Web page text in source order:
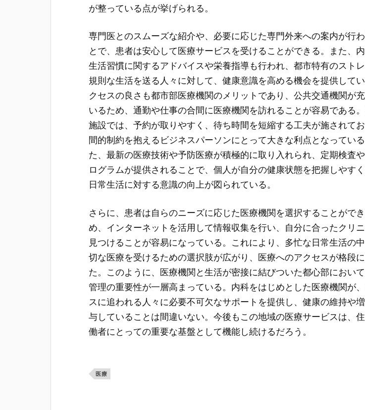
が整っている点が挙げられる。
専門医とのスムーズな紹介や、必要に応じた専門外来への案内が行
とで、患者は安心して医療サービスを受けることができる。また、
生活習慣に関するアドバイスや栄養指導も行われ、都市特有のスト
規則な生活を送る人々に対して、健康意識を高める機会を提供して
クセスの良さも都市部医療機関のメリットであり、公共交通機関が
いるため、通勤や仕事の合間に医療機関を訪れることが容易である
施設では、予約が取りやすく、待ち時間を短縮する工夫が施されて
間的制約を抱えるビジネスパーソンにとって大きな利点となってい
た、最新の医療技術や予防医療が積極的に取り入れられ、定期検査
ログラムが提供されることで、個人が自分の健康状態を把握しやすく
日常生活に対する意識の向上が図られている。
さらに、患者は自らのニーズに応じた医療機関を選択することがで
め、インターネットを活用して情報収集を行い、自分に合ったクリ
見つけることが容易になっている。これにより、多忙な日常生活の
切な医療を受けるための選択肢が広がり、医療へのアクセスが格段
た。このように、医療機関と生活が密接に結びついた都心部におい
管理の重要性が一層高まっている。内科をはじめとした医療機関が
スに追われる人々に必要不可欠なサポートを提供し、健康の維持や
与していることは間違いない。今後もこの地域の医療サービスは、
働者にとっての重要な基盤として機能し続けるだろう。
医療